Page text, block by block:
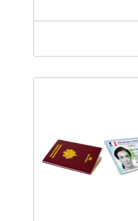
ENTRAINER LE
N'OUBLIEZ PAS
Tous les
FOURNIR LES
renouvellement